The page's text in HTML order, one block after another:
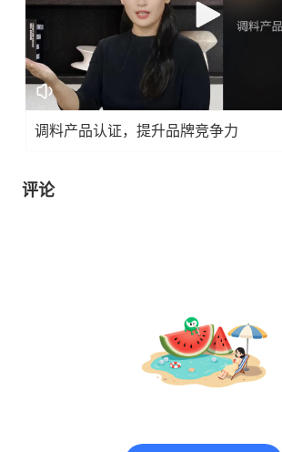
调料产品认证，提升品牌竞争力
评论